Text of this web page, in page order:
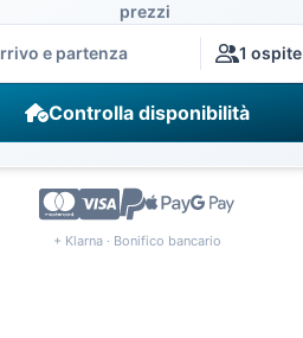
prezzi
e partenza 1 ospite
Controlla disponibilità
+ Klarna · Bonifico bancario